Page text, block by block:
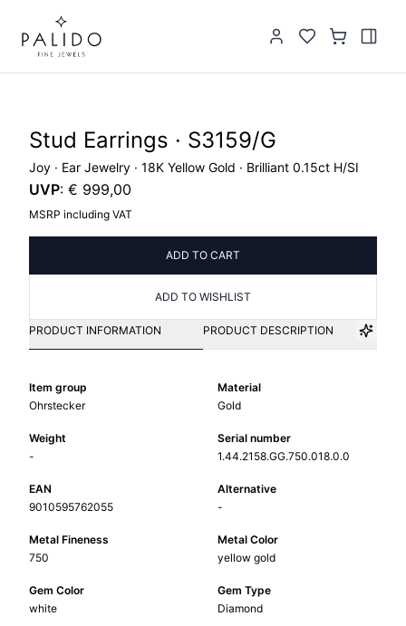
Stud Earrings · S3159/G
Joy · Ear Jewelry · 18K Yellow Gold · Brilliant 0.15ct H/SI
UVP: € 999,00
MSRP including VAT
ADD TO CART
ADD TO WISHLIST
PRODUCT INFORMATION PRODUCT DESCRIPTION
Item group
Ohrstecker
Material
Gold
Weight
-
Serial number
1.44.2158.GG.750.018.0.0
EAN
9010595762055
Alternative
-
Metal Fineness
750
Metal Color
yellow gold
Gem Color
white
Gem Type
Diamond